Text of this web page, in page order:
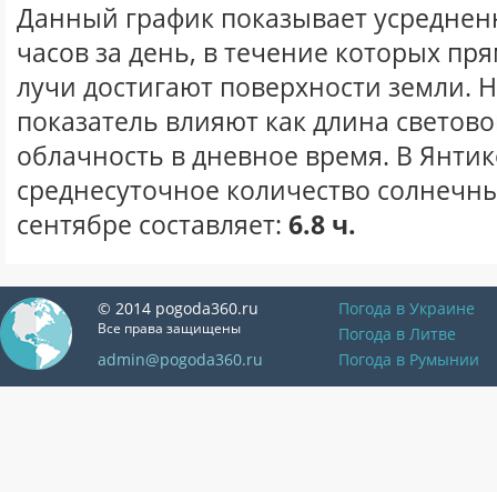
Данный график показывает
часов за день, в течение которых
лучи достигают поверхности земли.
показатель влияют как длина
облачность в дневное время. В
среднесуточное количество
сентябре составляет: 6.8 ч.
© 2014 pogoda360.ru
Все права защищены
admin@pogoda360.ru
Погода в Украине
Погода в Литве
Погода в Румынии